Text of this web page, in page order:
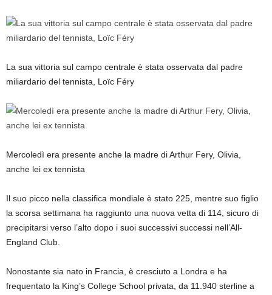
La sua vittoria sul campo centrale è stata osservata dal padre
miliardario del tennista, Loïc Féry
Mercoledì era presente anche la madre di Arthur Fery, Olivia,
anche lei ex tennista
Il suo picco nella classifica mondiale è stato 225, mentre suo figlio
la scorsa settimana ha raggiunto una nuova vetta di 114, sicuro di
precipitarsi verso l’alto dopo i suoi successivi successi nell’All-
England Club.
Nonostante sia nato in Francia, è cresciuto a Londra e ha
frequentato la King’s College School privata, da 11.940 sterline a